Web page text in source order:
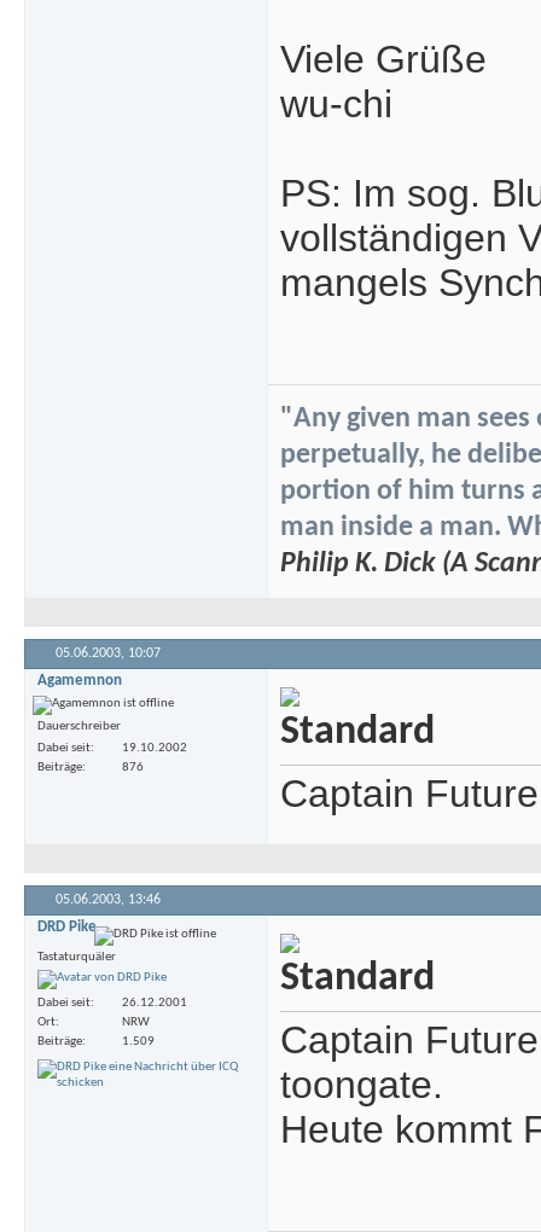
Viele Grüße
wu-chi
PS: Im sog.
vollständigen
mangels
"Any given man
perpetually, he
portion of him turns
man inside a man.
Philip K. Dick (A
05.06.2003, 10:07
Agamemnon
Dauerschreiber
Dabei seit
19.10.2002
Beiträge
876
Captain
05.06.2003, 13:46
DRD Pike
Tastaturquäler
Dabei seit
26.12.2001
Ort
NRW
Beiträge
1.509
Captain
toongate.
Heute kommt